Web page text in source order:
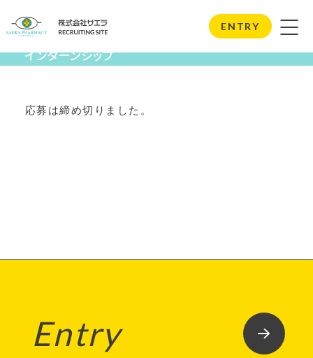
ENTRY
Internship
インターンシップ
応募は締め切りました。
Entry